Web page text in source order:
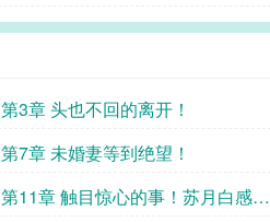
第3章 头也不回的离开！
第7章 未婚妻等到绝望！
第11章 触目惊心的事！苏月白感到